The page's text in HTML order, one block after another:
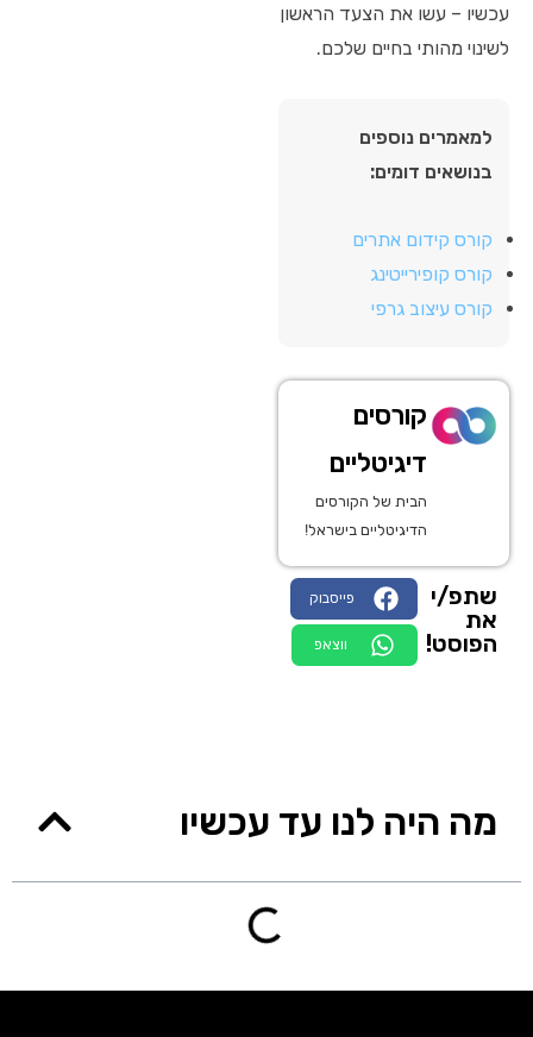
עכשיו – עשו את הצעד הראשון
לשינוי מהותי בחיים שלכם.
למאמרים נוספים
בנושאים דומים:
קורס קידום אתרים
קורס קופירייטינג
קורס עיצוב גרפי
קורסים
דיגיטליים
הבית של הקורסים
הדיגיטליים בישראל!
שתפ/י
את
הפוסט!
פייסבוק
ווצאפ
מה היה לנו עד עכשיו